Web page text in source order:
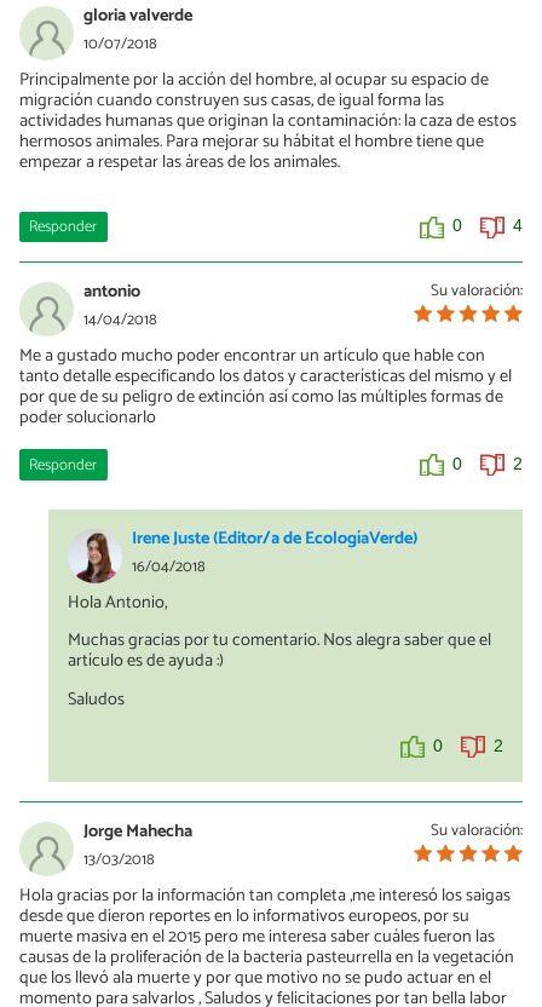
gloria valverde
10/07/2018
Principalmente por la acción del hombre, al ocupar su espacio de
migración cuando construyen sus casas, de igual forma las
actividades humanas que originan la contaminación: la caza de estos
hermosos animales. Para mejorar su hábitat el hombre tiene que
empezar a respetar las áreas de los animales.
Responder 0 4
Su valoración:
antonio
14/04/2018
Me a gustado mucho poder encontrar un artículo que hable con
tanto detalle especificando los datos y características del mismo y el
por que de su peligro de extinción así como las múltiples formas de
poder solucionarlo
Responder 0 2
Irene Juste (Editor/a de EcologíaVerde)
16/04/2018
Hola Antonio,
Muchas gracias por tu comentario. Nos alegra saber que el
artículo es de ayuda :)
Saludos
0 2
Su valoración:
Jorge Mahecha
13/03/2018
Hola gracias por la información tan completa ,me interesó los saigas
desde que dieron reportes en lo informativos europeos, por su
muerte masiva en el 2015 pero me interesa saber cuáles fueron las
causas de la proliferación de la bacteria pasteurrella en la vegetación
que los llevó ala muerte y por que motivo no se pudo actuar en el
momento para salvarlos , Saludos y felicitaciones por tan bella labor